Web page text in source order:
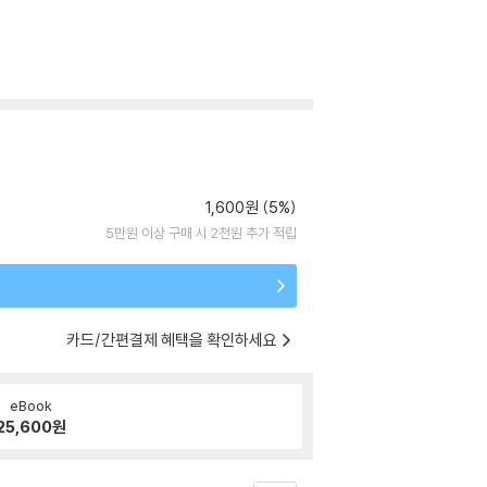
1,600원 (5%)
5만원 이상 구매 시 2천원 추가 적립
카드/간편결제 혜택을 확인하세요
eBook
원